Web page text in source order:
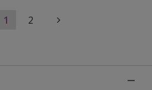
1 2